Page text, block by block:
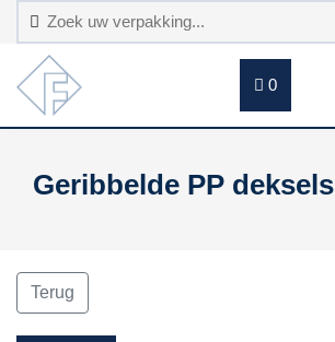
0
Geribbelde PP deksels
Terug